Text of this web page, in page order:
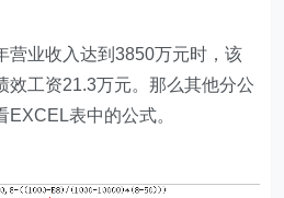
营业收入达到3850万元时，该
效工资21.3万元。那么其他分公
表中的公式。